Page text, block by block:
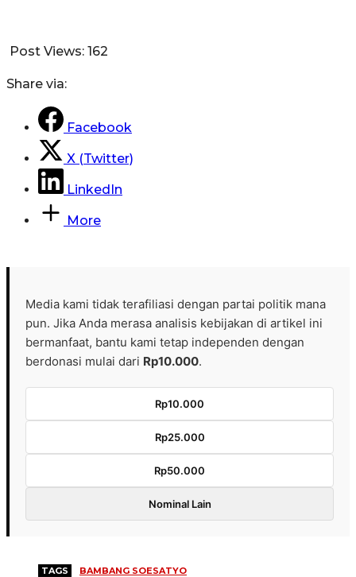
Post Views: 162
Share via:
Facebook
X (Twitter)
LinkedIn
More
Media kami tidak terafiliasi dengan partai politik mana
pun. Jika Anda merasa analisis kebijakan di artikel ini
bermanfaat, bantu kami tetap independen dengan
berdonasi mulai dari Rp10.000.
Rp10.000
Rp25.000
Rp50.000
Nominal Lain
TAGS BAMBANG SOESATYO